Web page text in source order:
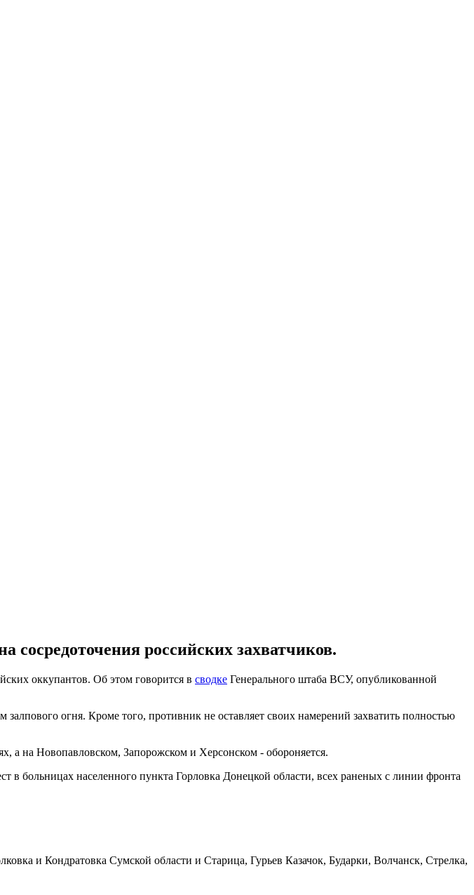
сосредоточения российских захватчиков.
оккупантов. Об этом говорится в сводке Генерального штаба ВСУ, опубликованной
огня. Кроме того, противник не оставляет своих намерений захватить полностью
а на Новопавловском, Запорожском и Херсонском - обороняется.
в больницах населенного пункта Горловка Донецкой области, всех раненых с линии фронта
и Кондратовка Сумской области и Старица, Гурьев Казачок, Бударки, Волчанск, Стрелка,